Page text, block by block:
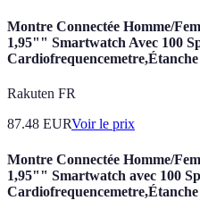
Montre Connectée Homme/
1,95"" Smartwatch Avec 100
Rakuten FR
87.48 EURVoir le prix
Montre Connectée Homme/
1,95"" Smartwatch avec 100